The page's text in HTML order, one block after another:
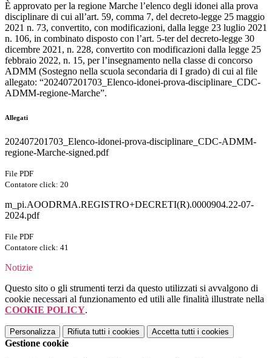
È approvato per la regione Marche l’elenco degli idonei alla prova
disciplinare di cui all’art. 59, comma 7, del decreto-legge 25 maggio
2021 n. 73, convertito, con modificazioni, dalla legge 23 luglio 2021
n. 106, in combinato disposto con l’art. 5-ter del decreto-legge 30
dicembre 2021, n. 228, convertito con modificazioni dalla legge 25
febbraio 2022, n. 15, per l’insegnamento nella classe di concorso
ADMM (Sostegno nella scuola secondaria di I grado) di cui al file
allegato: “202407201703_Elenco-idonei-prova-disciplinare_CDC-
ADMM-regione-Marche”.
Allegati
202407201703_Elenco-idonei-prova-disciplinare_CDC-ADMM-
regione-Marche-signed.pdf
File PDF
Contatore click: 20
m_pi.AOODRMA.REGISTRO+DECRETI(R).0000904.22-07-
2024.pdf
File PDF
Contatore click: 41
Notizie
Questo sito o gli strumenti terzi da questo utilizzati si avvalgono di
cookie necessari al funzionamento ed utili alle finalità illustrate nella
COOKIE POLICY.
Personalizza Rifiuta tutti i cookies Accetta tutti i cookies
Gestione cookie